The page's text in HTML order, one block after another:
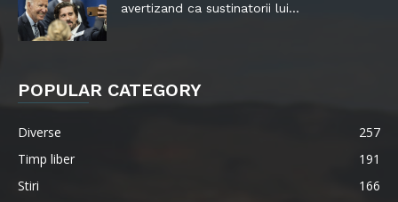
avertizand ca sustinatorii lui...
POPULAR CATEGORY
Diverse
257
Timp liber
191
Stiri
166